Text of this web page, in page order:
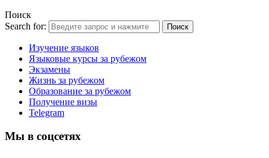
Поиск
Search for:
Поиск
Изучение языков
Языковые курсы за рубежом
Экзамены
Жизнь за рубежом
Образование за рубежом
Получение визы
Telegram
Мы в соцсетях